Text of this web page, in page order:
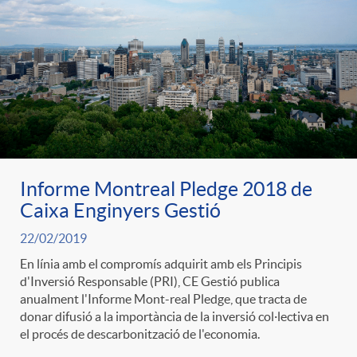
r
n
o
t
i
c
n
t
e
n
i
d
u
b
l
i
c
a
d
Informe Montreal Pledge 2018 de
Caixa Enginyers Gestió
22/02/2019
En línia amb el compromís adquirit amb els Principis
d'Inversió Responsable (PRI), CE Gestió publica
anualment l'Informe Mont-real Pledge, que tracta de
donar difusió a la importància de la inversió col·lectiva en
el procés de descarbonització de l'economia.